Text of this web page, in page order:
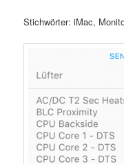
Stichwörter: iMac,